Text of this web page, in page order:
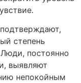
степень
постоянно
выявляют
непокойным